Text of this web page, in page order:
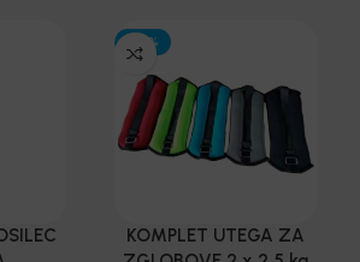
-30%
KOMPLET UTEGA ZA